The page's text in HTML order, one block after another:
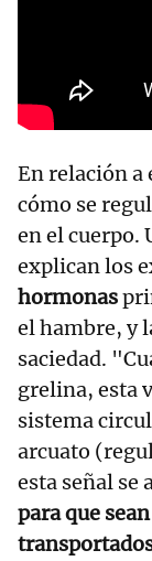
En relación a
cómo se
en el cuerpo.
explican los
hormonas
el hambre, y
saciedad.
grelina, esta
sistema
arcuato
esta señal se
para que